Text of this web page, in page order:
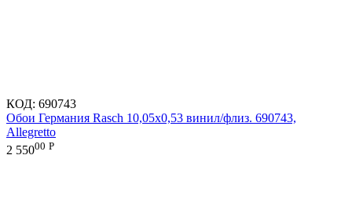
КОД: 690743
Обои Германия Rasch 10,05x0,53 винил/флиз. 690743,
Allegretto
2 55000 Р